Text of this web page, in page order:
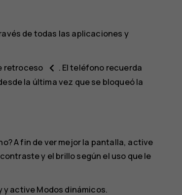
de todas las aplicaciones y
retroceso
keyboard_arrow_left . El teléfono recuerda
la última vez que se bloqueó la
A fin de ver mejor la pantalla, active
y el brillo según el uso que le
y activeModos dinámicos.